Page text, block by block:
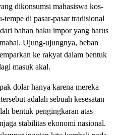
dikonsumsi mahasiswa kos-
di pasar-pasar tradisional
bahan baku impor yang harus
Ujung-ujungnya, beban
ke rakyat dalam bentuk
masuk akal.
dolar hanya karena mereka
adalah sebuah kesesatan
bentuk pengingkaran atas
stabilitas ekonomi nasional.